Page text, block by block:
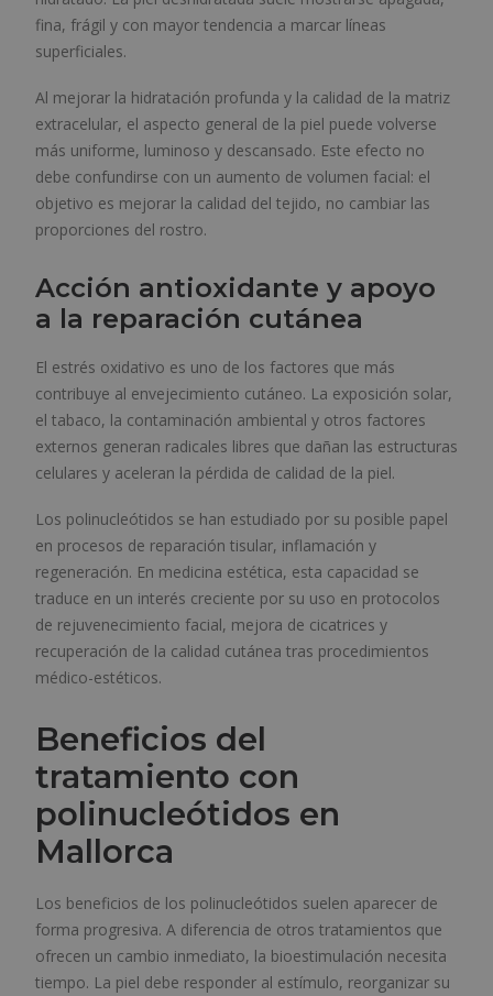
fina, frágil y con mayor tendencia a marcar líneas
superficiales.
Al mejorar la hidratación profunda y la calidad de la matriz
extracelular, el aspecto general de la piel puede volverse
más uniforme, luminoso y descansado. Este efecto no
debe confundirse con un aumento de volumen facial: el
objetivo es mejorar la calidad del tejido, no cambiar las
proporciones del rostro.
Acción antioxidante y apoyo
a la reparación cutánea
El estrés oxidativo es uno de los factores que más
contribuye al envejecimiento cutáneo. La exposición solar,
el tabaco, la contaminación ambiental y otros factores
externos generan radicales libres que dañan las estructuras
celulares y aceleran la pérdida de calidad de la piel.
Los polinucleótidos se han estudiado por su posible papel
en procesos de reparación tisular, inflamación y
regeneración. En medicina estética, esta capacidad se
traduce en un interés creciente por su uso en protocolos
de rejuvenecimiento facial, mejora de cicatrices y
recuperación de la calidad cutánea tras procedimientos
médico-estéticos.
Beneficios del
tratamiento con
polinucleótidos en
Mallorca
Los beneficios de los polinucleótidos suelen aparecer de
forma progresiva. A diferencia de otros tratamientos que
ofrecen un cambio inmediato, la bioestimulación necesita
tiempo. La piel debe responder al estímulo, reorganizar su